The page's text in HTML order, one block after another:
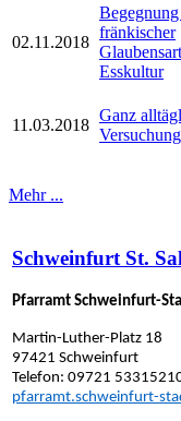
02.11.2018
fränkischer
Esskultur
11.03.2018
Ganz
Mehr ...
Schweinfurt St.
Pfarramt Schweinfurt-
Martin-Luther-Platz 18
97421 Schweinfurt
Telefon: 09721
pfarramt.schweinfurt-